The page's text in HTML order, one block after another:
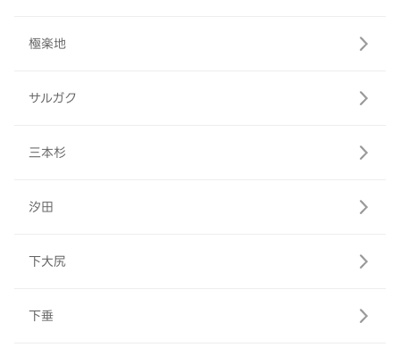
極楽地
サルガク
三本杉
汐田
下大尻
下垂